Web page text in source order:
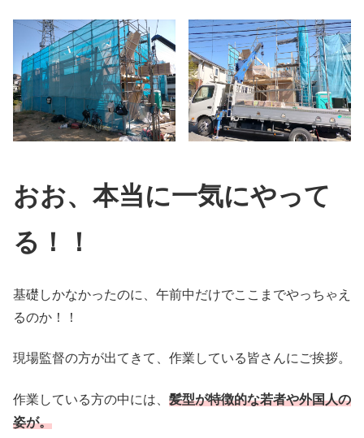
おお、本当に一気にやって
る！！
基礎しかなかったのに、午前中だけでここまでやっちゃえ
るのか！！
現場監督の方が出てきて、作業している皆さんにご挨拶。
作業している方の中には、 髪型が特徴的な若者や外国人の
姿が。